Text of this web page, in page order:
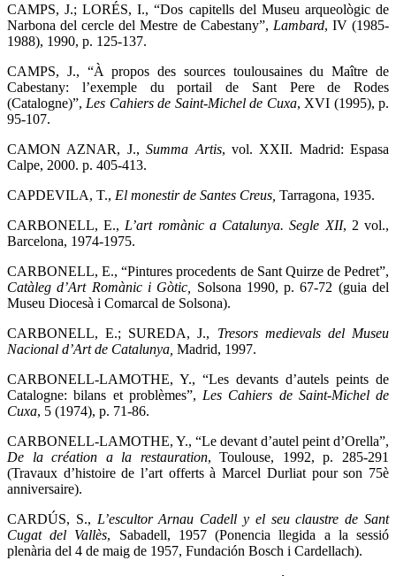
CAMPS, J.; LORÉS, I., “Dos capitells del Museu arqueològic de
Narbona del cercle del Mestre de Cabestany”, Lambard, IV (1985-
1988), 1990, p. 125-137.
CAMPS, J., “À propos des sources toulousaines du Maître de
Cabestany: l’exemple du portail de Sant Pere de Rodes
(Catalogne)”, Les Cahiers de Saint-Michel de Cuxa, XVI (1995), p.
95-107.
CAMON AZNAR, J.,Summa Artis, vol. XXII. Madrid: Espasa
Calpe, 2000. p. 405-413.
CAPDEVILA, T., El monestir de Santes Creus, Tarragona, 1935.
CARBONELL, E., L’art romànic a Catalunya. Segle XII, 2 vol.,
Barcelona, 1974-1975.
CARBONELL, E., “Pintures procedents de Sant Quirze de Pedret”,
Catàleg d’Art Romànic i Gòtic, Solsona 1990, p. 67-72 (guia del
Museu Diocesà i Comarcal de Solsona).
CARBONELL, E.; SUREDA, J., Tresors medievals del Museu
Nacional d’Art de Catalunya, Madrid, 1997.
CARBONELL-LAMOTHE, Y., “Les devants d’autels peints de
Catalogne: bilans et problèmes”, Les Cahiers de Saint-Michel de
Cuxa, 5 (1974), p. 71-86.
CARBONELL-LAMOTHE, Y., “Le devant d’autel peint d’Orella”,
De la création a la restauration, Toulouse, 1992, p. 285-291
(Travaux d’histoire de l’art offerts à Marcel Durliat pour son 75è
anniversaire).
CARDÚS, S., L’escultor Arnau Cadell y el seu claustre de Sant
Cugat del Vallès, Sabadell, 1957 (Ponencia llegida a la sessió
plenària del 4 de maig de 1957, Fundación Bosch i Cardellach).